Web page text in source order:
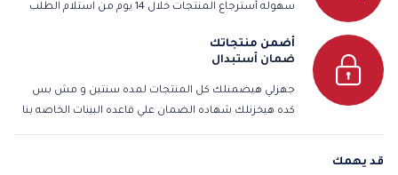
سهوله أسترجاع المنتجات خلال 14 يوم من استلام الطلب
أضمن منتجاتك
ضمان أستبدال
جهزلي هيضمنلك كل المنتجات لمده سنتين و مش بس
كده هيخزنلك شهاده الضمان علي قاعده البينات الخاصه بنا
قد يهمك